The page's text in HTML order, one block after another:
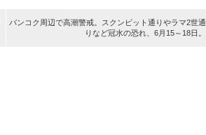
バンコク周辺で高潮警戒。スクンビット通りやラマ2世通
りなど冠水の恐れ、6月15～18日。